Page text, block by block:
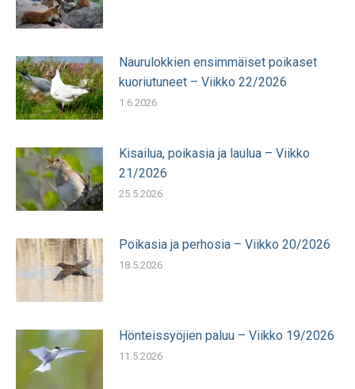
Naurulokkien ensimmäiset poikaset
kuoriutuneet – Viikko 22/2026
1.6.2026
Kisailua, poikasia ja laulua – Viikko
21/2026
25.5.2026
Poikasia ja perhosia – Viikko 20/2026
18.5.2026
Hönteissyöjien paluu – Viikko 19/2026
11.5.2026